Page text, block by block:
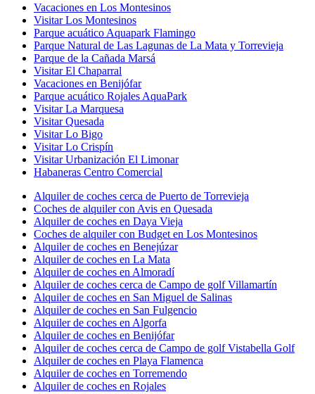
Vacaciones en Los Montesinos
Visitar Los Montesinos
Parque acuático Aquapark Flamingo
Parque Natural de Las Lagunas de La Mata y Torrevieja
Parque de la Cañada Marsá
Visitar El Chaparral
Vacaciones en Benijófar
Parque acuático Rojales AquaPark
Visitar La Marquesa
Visitar Quesada
Visitar Lo Bigo
Visitar Lo Crispín
Visitar Urbanización El Limonar
Habaneras Centro Comercial
Alquiler de coches cerca de Puerto de Torrevieja
Coches de alquiler con Avis en Quesada
Alquiler de coches en Daya Vieja
Coches de alquiler con Budget en Los Montesinos
Alquiler de coches en Benejúzar
Alquiler de coches en La Mata
Alquiler de coches en Almoradí
Alquiler de coches cerca de Campo de golf Villamartín
Alquiler de coches en San Miguel de Salinas
Alquiler de coches en San Fulgencio
Alquiler de coches en Algorfa
Alquiler de coches en Benijófar
Alquiler de coches cerca de Campo de golf Vistabella Golf
Alquiler de coches en Playa Flamenca
Alquiler de coches en Torremendo
Alquiler de coches en Rojales